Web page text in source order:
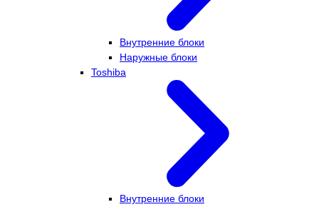
Внутренние блоки
Наружные блоки
Toshiba
Внутренние блоки